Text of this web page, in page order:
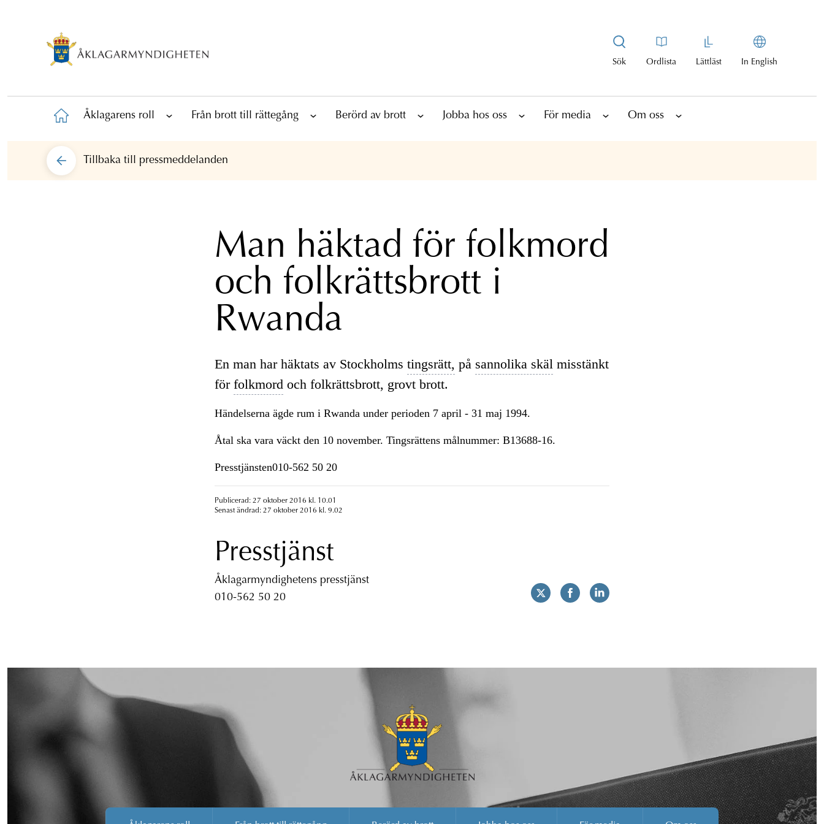
Sök Ordlista Lättläst In English
Åklagarens roll Från brott till rättegång Berörd av brott Jobba hos oss För media Om oss
Tillbaka till pressmeddelanden
Man häktad för folkmord
och folkrättsbrott i
Rwanda
En man har häktats av Stockholms tingsrätt, på sannolika skäl misstänkt
för folkmord och folkrättsbrott, grovt brott.
Händelserna ägde rum i Rwanda under perioden 7 april - 31 maj 1994.
Åtal ska vara väckt den 10 november. Tingsrättens målnummer: B13688-16.
Presstjänsten010-562 50 20
Publicerad: 27 oktober 2016 kl. 10.01
Senast ändrad: 27 oktober 2016 kl. 9.02
Presstjänst
Åklagarmyndighetens presstjänst
010-562 50 20